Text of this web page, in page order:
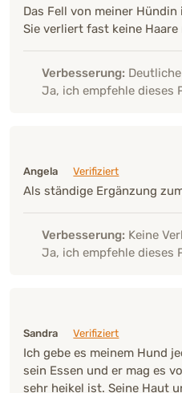
Das Fell von meiner
Sie verliert fast keine Haare
Verbesserung:
Ja, ich empfehle dieses
Angela
Verifiziert
Als ständige Ergänzung
Verbesserung: Keine
Ja, ich empfehle dieses
Sandra
Verifiziert
Ich gebe es meinem Hund
sein Essen und er mag es
sehr heikel ist. Seine Haut